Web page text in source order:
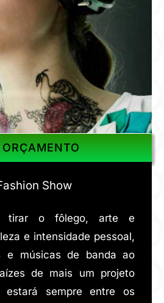
Show
tirar o fôlego, arte e
e intensidade pessoal,
e músicas de banda ao
de mais um projeto
estará sempre entre os
ORÇAMENTO